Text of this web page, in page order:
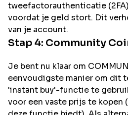
tweefactorauthenticatie
voordat je geld stort. Dit
van je account.
Stap 4: Community
Je bent nu klaar om
eenvoudigste manier om dit
'instant buy'-functie te
voor een vaste prijs te kopen